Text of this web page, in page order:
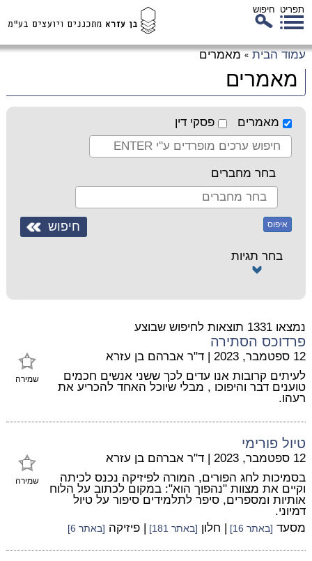
תפריט חיפוש
עמוד הבית » מאמרים
מאמרים
מאמרים פסקי דין
בחר מחברים
איפוס
בחר תגיות
נמצאו 1331 תוצאות לחיפוש שבוצע
פרדוכס הסתירה
שמירה
12 ספטמבר, 2023 | ד"ר אברהם בן עזרא
לעיתים קרובות אנו עדים לכך ששני אנשים חכמים
טוענים דבר והיפוכו , מבלי שיוכל האחד להכריע את
רעהו.
טיול פורימי
שמירה
12 ספטמבר, 2023 | ד"ר אברהם בן עזרא
בסמיכות לחג הפורים, המורה לפיזיקה נכנס לכיתה
וקיים את מצוות "נהפוך הוא": במקום לכתוב על הלוח
אותיות ומספרים, סיפר לתלמידים סיפור על טיול
דמיוני.
מסעד [באתר 16] | חלון [באתר 181] | פיזיקה [באתר 6]